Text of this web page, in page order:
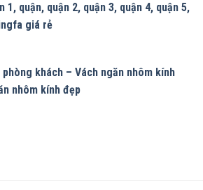
1, quận, quận 2, quận 3, quận 4, quận 5,
giá rẻ
khách – Vách ngăn nhôm kính
nhôm kính đẹp